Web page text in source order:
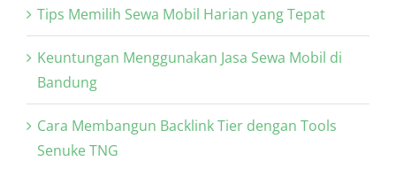
Tips Memilih Sewa Mobil Harian yang Tepat
Keuntungan Menggunakan Jasa Sewa Mobil di
Bandung
Cara Membangun Backlink Tier dengan Tools
Senuke TNG